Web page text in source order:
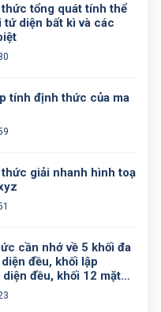
tổng quát tính thể
diện bất kì và các
tính định thức của ma
giải nhanh hình toạ
cần nhớ về 5 khối đa
đều, khối lập
đều, khối 12 mặt